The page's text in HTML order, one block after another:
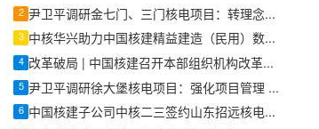
2 尹卫平调研金七门、三门核电项目：转理念、强本领、提质效 以高质量履约推动战略落地
3 中核华兴助力中国核建精益建造（民用）数字化系统建设取得进展
4 改革破局 | 中国核建召开本部组织机构改革宣贯会
5 尹卫平调研徐大堡核电项目：强化项目管理 严守合规底线 高标准高质量推动项目建设
6 中国核建子公司中核二三签约山东招远核电一期工程核岛安装合同